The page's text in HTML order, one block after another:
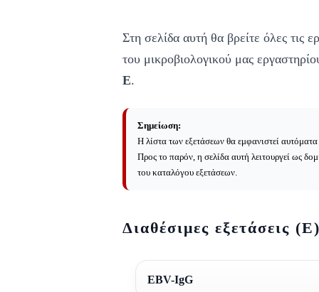
Στη σελίδα αυτή θα βρείτε όλες τις
του μικροβιολογικού μας
Ε.
Σημείωση:
Η λίστα των εξετάσεων θα εμφανιστεί
Προς το παρόν, η σελίδα αυτή λειτουργεί ως
του καταλόγου εξετάσεων.
Διαθέσιμες εξετάσεις
EBV-IgG